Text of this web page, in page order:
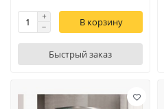
В корзину
Быстрый заказ